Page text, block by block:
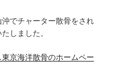
でチャーター散骨をされ
しました。
京海洋散骨のホームペー